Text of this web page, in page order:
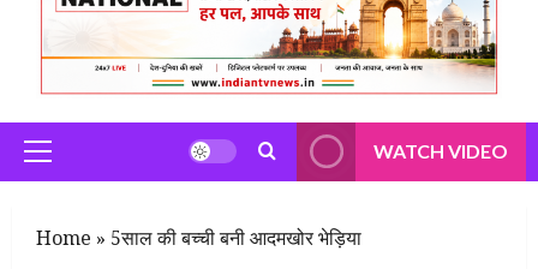
Primary
Menu
WATCH VIDEO
Home » 5साल की बच्ची बनी आदमखोर भेड़िया